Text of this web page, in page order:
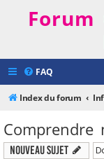
Forum
FAQ
Index du forum
Nouveau sujet